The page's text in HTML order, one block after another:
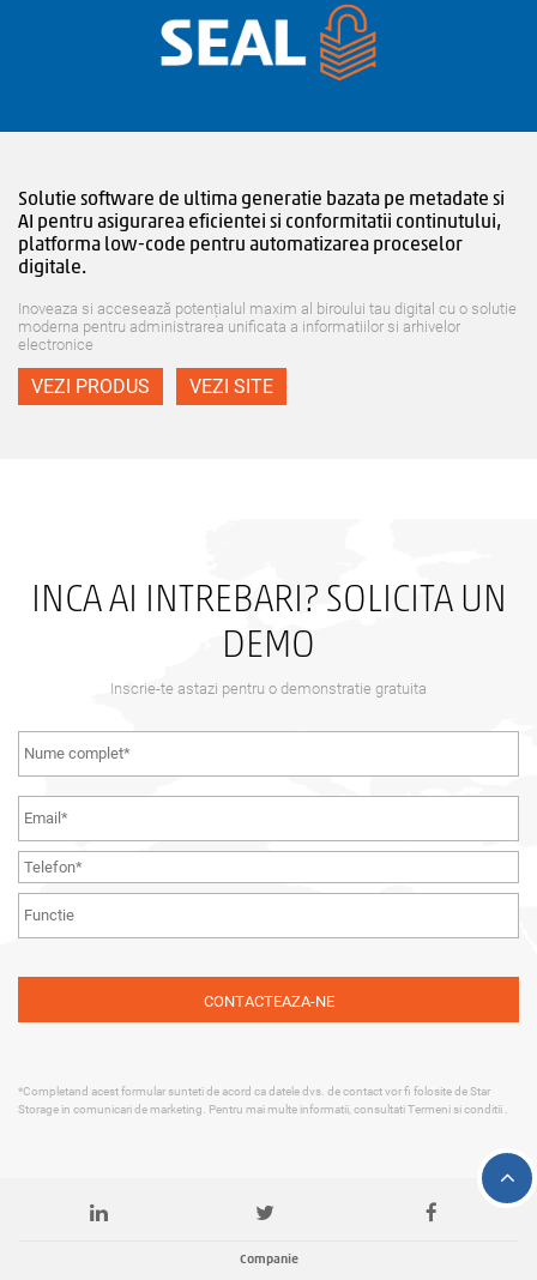
Solutie software de ultima generatie bazata pe metadate si
AI pentru asigurarea eficientei si conformitatii continutului,
platforma low-code pentru automatizarea proceselor
digitale.
Inoveaza si accesează potențialul maxim al biroului tau digital cu o solutie
moderna pentru administrarea unificata a informatiilor si arhivelor
electronice
VEZI PRODUS VEZI SITE
INCA AI INTREBARI? SOLICITA UN
DEMO
Inscrie-te astazi pentru o demonstratie gratuita
*Completand acest formular sunteti de acord ca datele dvs. de contact vor fi folosite de Star
Storage in comunicari de marketing. Pentru mai multe informatii, consultatiTermeni si conditii .
Companie